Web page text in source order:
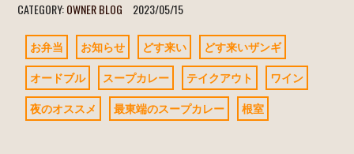
CATEGORY:OWNER BLOG 2023/05/15
お弁当 お知らせ どす来い
どす来いザンギ
オードブル
スープカレー テイクアウト
ワイン
夜のオススメ
最東端のスープカレー 根室